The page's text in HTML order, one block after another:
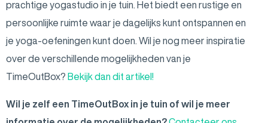
prachtige yogastudio in je tuin. Het biedt een rustige en
persoonlijke ruimte waar je dagelijks kunt ontspannen en
je yoga-oefeningen kunt doen. Wil je nog meer inspiratie
over de verschillende mogelijkheden van je
TimeOutBox? Bekijk dan dit artikel!
Wil je zelf een TimeOutBox in je tuin of wil je meer